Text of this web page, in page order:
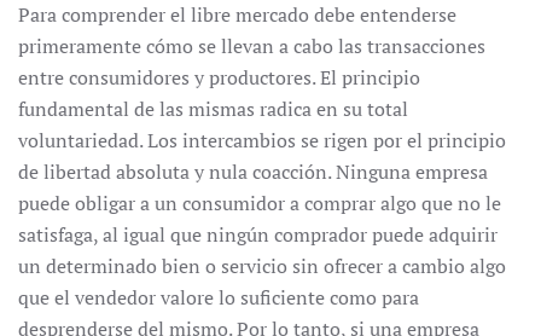
Para comprender el libre mercado debe entenderse
primeramente cómo se llevan a cabo las transacciones
entre consumidores y productores. El principio
fundamental de las mismas radica en su total
voluntariedad. Los intercambios se rigen por el principio
de libertad absoluta y nula coacción. Ninguna empresa
puede obligar a un consumidor a comprar algo que no le
satisfaga, al igual que ningún comprador puede adquirir
un determinado bien o servicio sin ofrecer a cambio algo
que el vendedor valore lo suficiente como para
desprenderse del mismo. Por lo tanto, si una empresa